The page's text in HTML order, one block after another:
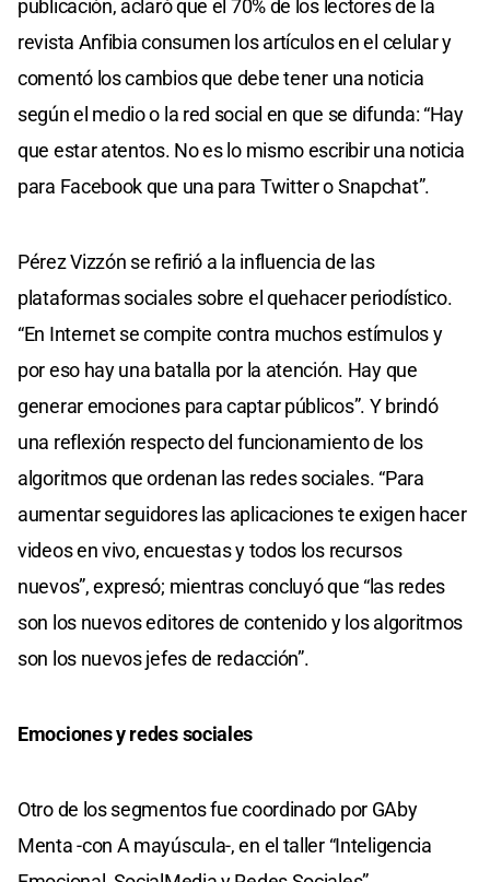
publicación, aclaró que el 70% de los lectores de la
revista Anfibia consumen los artículos en el celular y
comentó los cambios que debe tener una noticia
según el medio o la red social en que se difunda: “Hay
que estar atentos. No es lo mismo escribir una noticia
para Facebook que una para Twitter o Snapchat”.
Pérez Vizzón se refirió a la influencia de las
plataformas sociales sobre el quehacer periodístico.
“En Internet se compite contra muchos estímulos y
por eso hay una batalla por la atención. Hay que
generar emociones para captar públicos”. Y brindó
una reflexión respecto del funcionamiento de los
algoritmos que ordenan las redes sociales. “Para
aumentar seguidores las aplicaciones te exigen hacer
videos en vivo, encuestas y todos los recursos
nuevos”, expresó; mientras concluyó que “las redes
son los nuevos editores de contenido y los algoritmos
son los nuevos jefes de redacción”.
Emociones y redes sociales
Otro de los segmentos fue coordinado por GAby
Menta -con A mayúscula-, en el taller “Inteligencia